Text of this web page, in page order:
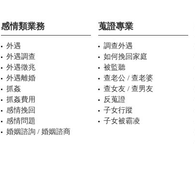
感情類業務
外遇
外遇調查
外遇徵兆
外遇離婚
抓姦
抓姦費用
感情挽回
感情問題
婚姻諮詢 / 婚姻諮商
蒐證專業
調查外遇
如何挽回家庭
被監聽
查老公 / 查老婆
查女友 / 查男友
反蒐證
子女行蹤
子女被霸凌